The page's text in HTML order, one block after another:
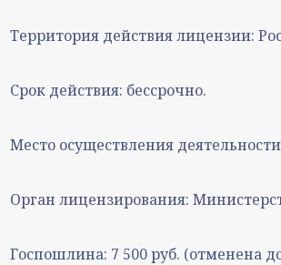
Территория действия лицензии:
Срок действия: бессрочно.
Место осуществления
Орган лицензирования:
Госпошлина: 7 500 руб. (отменена